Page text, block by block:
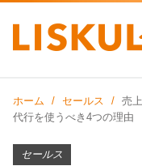
ホーム セールス
売
代行を使うべき4つの理由
セールス